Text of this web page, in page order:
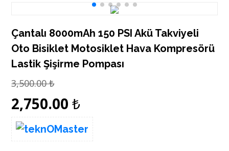
Çantalı 8000mAh 150 PSI Akü Takviyeli
Oto Bisiklet Motosiklet Hava Kompresörü
Lastik Şişirme Pompası
3,500.00₺
2,750.00₺